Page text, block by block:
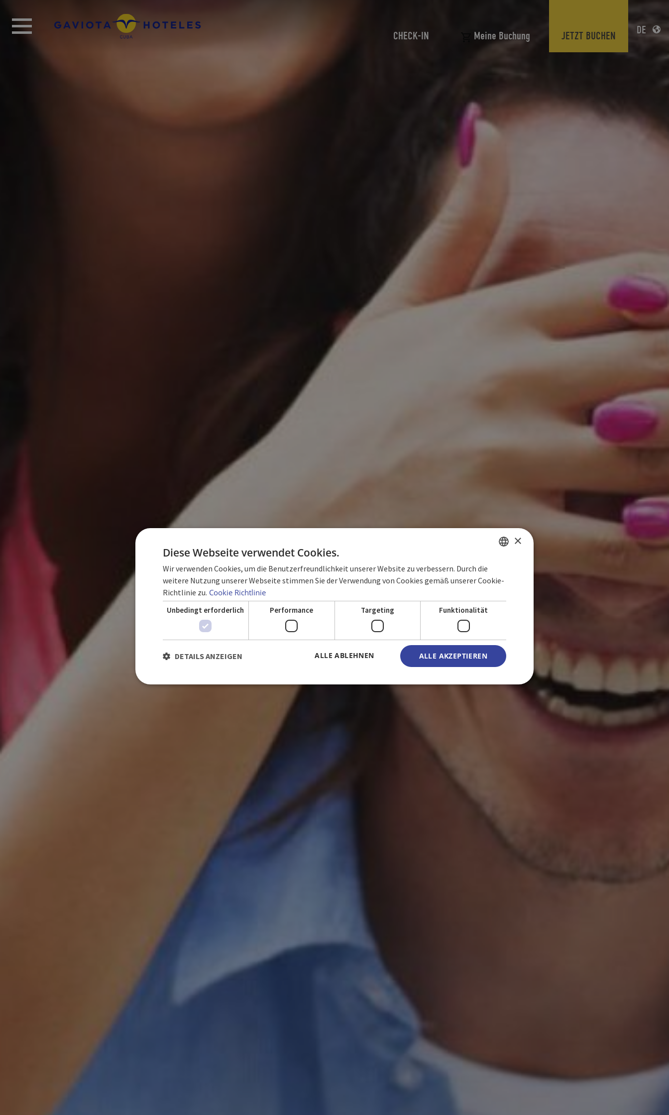
CHECK-IN Meine Buchung JETZT BUCHEN DE
GALERIE
SPANISH
GERMAN
×
Diese Webseite verwendet Cookies.
Wir verwenden Cookies, um die Benutzerfreundlichkeit unserer Website zu verbessern. Durch die
weitere Nutzung unserer Webseite stimmen Sie der Verwendung von Cookies gemäß unserer Cookie-
Richtlinie zu. Cookie Richtlinie
Unbedingt erforderlich Performance Targeting Funktionalität
ALLE AKZEPTIEREN
ALLE ABLEHNEN
DETAILS ANZEIGEN